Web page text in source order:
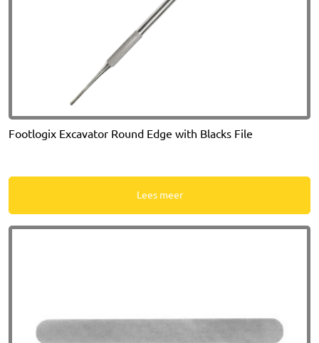
Footlogix Excavator Round Edge with Blacks File
Lees meer